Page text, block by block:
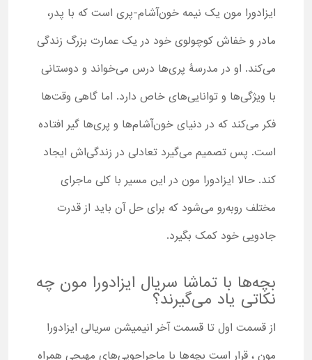
ایزادورا مون یک نیمه خون‌آشام-پری است که با پدر،
مادر و خفاش کوچولوی خود در یک عمارت بزرگ زندگی
می‌کند. او در مدرسۀ پری‌ها درس می‌خواند و دوستانی
با ویژگی‌ها و توانایی‌های خاص دارد. اما گاهی وقت‌ها
فکر می‌کند که در دنیای خون‌آشام‌ها و پری‌ها گیر افتاده
است. پس تصمیم می‌گیرد تعادلی در زندگی‌اش ایجاد
کند. حالا ایزادورا مون در این مسیر با کلی ماجرای
مختلف روبه‌رو می‌شود که برای حل آن باید از قدرت
جادویی خود کمک بگیرد.
بچه‌ها با تماشا سریال ایزادورا مون چه
نکاتی یاد می‌گیرند؟
از قسمت اول تا قسمت آخر انیمیشن سریالی ایزادورا
مون ، قرار است بچه‌ها با ماجراجویی‌های مهیجی همراه